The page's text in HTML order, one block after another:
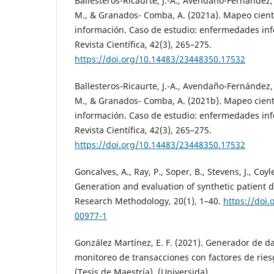
M., & Granados- Comba, A. (2021a). Mapeo
información. Caso de estudio: enfermedades
Revista Científica, 42(3), 265–275.
https://doi.org/10.14483/23448350.17532
Ballesteros-Ricaurte, J.-A., Avendaño-
M., & Granados- Comba, A. (2021b). Mapeo
información. Caso de estudio: enfermedades
Revista Científica, 42(3), 265–275.
https://doi.org/10.14483/23448350.17532
Goncalves, A., Ray, P., Soper, B., Stevens, J.,
Generation and evaluation of synthetic patient
Research Methodology, 20(1), 1–40. https://
00977-1
González Martínez, E. F. (2021). Generador de
monitoreo de transacciones con factores de
(Tesis de Maestría). (Universida).